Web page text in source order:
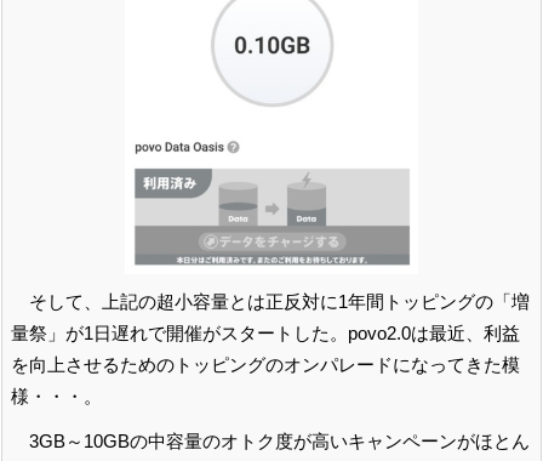
そして、上記の超小容量とは正反対に1年間トッピングの「増
量祭」が1日遅れで開催がスタートした。povo2.0は最近、利益
を向上させるためのトッピングのオンパレードになってきた模
様・・・。
3GB～10GBの中容量のオトク度が高いキャンペーンがほとん